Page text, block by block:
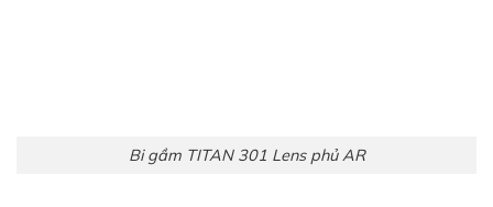
Bi gầm TITAN 301 Lens phủ AR